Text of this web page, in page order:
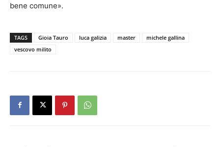
bene comune».
TAGS Gioia Tauro luca galizia master
michele gallina
vescovo milito